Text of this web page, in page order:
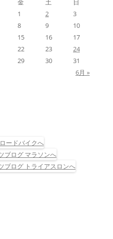
金 土
日
1
2
3
8 9
10
15 16
17
22 23
24
29 30
31
6月 »